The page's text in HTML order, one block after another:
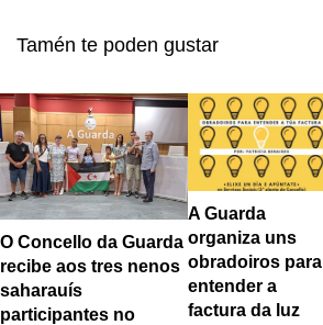
Tamén te poden gustar
O Concello da Guarda
recibe aos tres nenos
saharauís
participantes no
A Guarda
organiza uns
obradoiros para
entender a
factura da luz